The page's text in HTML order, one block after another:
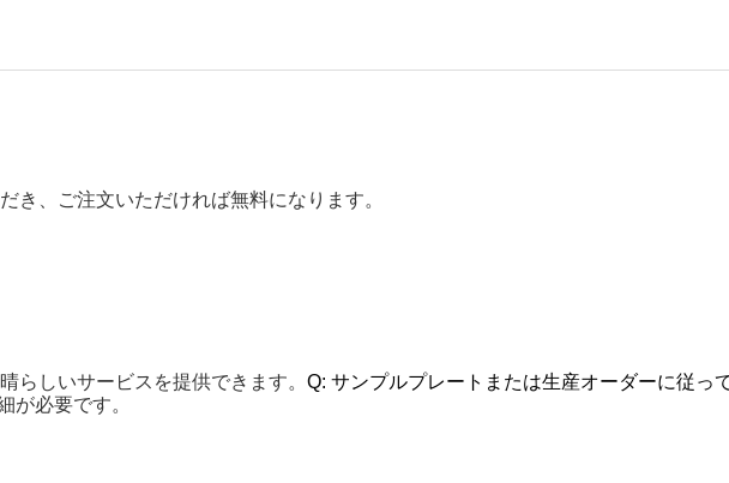
き、ご注文いただければ無料になります。
らしいサービスを提供できます。 Q: サンプルプレートまたは生産オーダーに従っ
が必要です。